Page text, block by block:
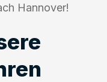
Hannover!